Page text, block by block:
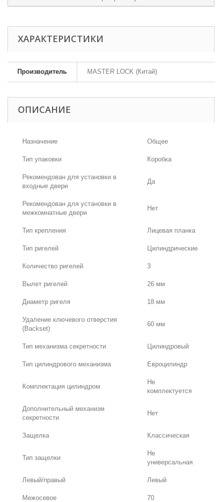
ХАРАКТЕРИСТИКИ
Производитель MASTER LOCK (Китай)
ОПИСАНИЕ
Назначение Общее
Тип упаковки Коробка
Рекомендован для установки в
входные двери
Да
Рекомендован для установки в
межкомнатные двери
Нет
Тип крепления Лицевая планка
Тип ригелей Цилиндрические
Количество ригелей 3
Вылет ригелей 26 мм
Диаметр ригеля 18 мм
Удаление ключевого отверстия
(Backset)
60 мм
Тип механизма секретности Цилиндровый
Тип цилиндрового механизма Евроцилиндр
Комплектация цилиндром
Не
комплектуется
Дополнительный механизм
секретности
Нет
Защелка Классическая
Тип защелки
Не
универсальная
Левый/правый Левый
Межосевое 70